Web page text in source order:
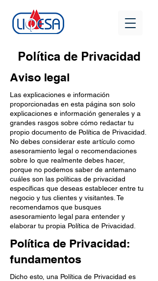
Política de Privacidad
Aviso legal
Las explicaciones e información
proporcionadas en esta página son solo
explicaciones e información generales y a
grandes rasgos sobre cómo redactar tu
propio documento de Política de Privacidad.
No debes considerar este artículo como
asesoramiento legal o recomendaciones
sobre lo que realmente debes hacer,
porque no podemos saber de antemano
cuáles son las políticas de privacidad
específicas que deseas establecer entre tu
negocio y tus clientes y visitantes. Te
recomendamos que busques
asesoramiento legal para entender y
elaborar tu propia Política de Privacidad.
Política de Privacidad:
fundamentos
Dicho esto, una Política de Privacidad es